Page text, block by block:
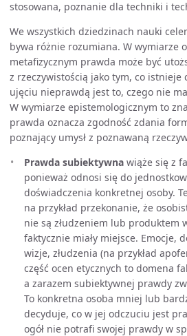
stosowana, poznanie dla techniki i
We wszystkich dziedzinach nauki
bywa różnie rozumiana. W wymiarze
metafizycznym prawda może być
z rzeczywistością jako tym, co istnieje
ujęciu nieprawdą jest to, czego nie
W wymiarze epistemologicznym to
prawda oznacza zgodność zdania
poznający umysł z poznawaną
Prawda subiektywna wiąże się z
ponieważ odnosi się do
doświadczenia konkretnej osoby.
na przykład przekonanie, że
nie są złudzeniem lub produktem
faktycznie miały miejsce. Emocje,
wizje, złudzenia (na przykład
część ocen etycznych to domena
a zarazem subiektywnej prawdy
To konkretna osoba mniej lub
decyduje, co w jej odczuciu jest
ogół nie potrafi swojej prawdy w